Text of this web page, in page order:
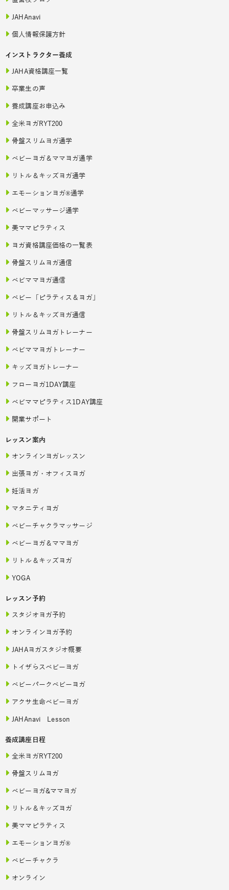
JAHAnavi
個人情報保護方針
インストラクター養成
JAHA資格講座一覧
卒業生の声
養成講座お申込み
全米ヨガRYT200
骨盤スリムヨガ通学
ベビーヨガ＆ママヨガ通学
リトル＆キッズヨガ通学
エモーションヨガ®通学
ベビーマッサージ通学
美ママピラティス
ヨガ資格講座価格の一覧表
骨盤スリムヨガ通信
ベビママヨガ通信
ベビー「ピラティス＆ヨガ」
リトル＆キッズヨガ通信
骨盤スリムヨガトレーナー
ベビママヨガトレーナー
キッズヨガトレーナー
フローヨガ1DAY講座
ベビママピラティス1DAY講座
開業サポート
レッスン案内
オンラインヨガレッスン
出張ヨガ・オフィスヨガ
妊活ヨガ
マタニティヨガ
ベビーチャクラマッサージ
ベビーヨガ＆ママヨガ
リトル＆キッズヨガ
YOGA
レッスン予約
スタジオヨガ予約
オンラインヨガ予約
JAHAヨガスタジオ概要
トイザらスベビーヨガ
ベビーパークベビーヨガ
アクサ生命ベビーヨガ
JAHAnavi Lesson
養成講座日程
全米ヨガRYT200
骨盤スリムヨガ
ベビーヨガ&ママヨガ
リトル＆キッズヨガ
美ママピラティス
エモーションヨガ®
ベビーチャクラ
オンライン